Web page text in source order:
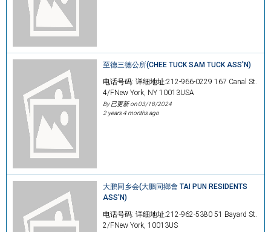
至德三德公所(CHEE TUCK SAM TUCK ASS'N)
电话号码: 详细地址:212-966-0229 167 Canal St.
4/FNew York, NY 10013USA
By 已更新 on03/18/2024
2 years 4 months ago
大鹏同乡会(大鵬同鄉會 TAI PUN RESIDENTS
ASS'N)
电话号码: 详细地址:212-962-5380 51 Bayard St.
2/FNew York, 10013US